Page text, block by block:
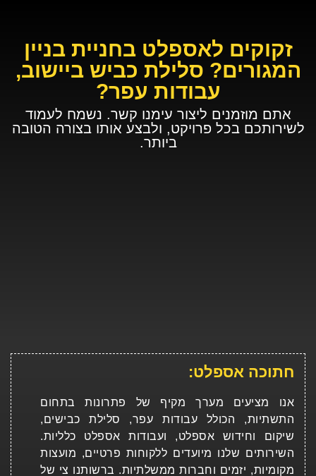
זקוקים לאספלט בחניית בניין
המגורים? סלילת כביש ביישוב,
עבודות עפר?
אתם מוזמנים ליצור עימנו קשר. נשמח לעמוד
לשירותכם בכל פרויקט, ולבצע אותו בצורה הטובה
ביותר.
חתוכה אספלט:
אנו מציעים מערך מקיף של פתרונות בתחום
התשתיות, הכולל עבודות עפר, סלילת כבישים,
שיקום וחידוש אספלט, ועבודות אספלט כלליות.
השירותים שלנו מיועדים ללקוחות פרטיים, מועצות
מקומיות, יזמים וחברות ממשלתיות. ברשותנו צי של